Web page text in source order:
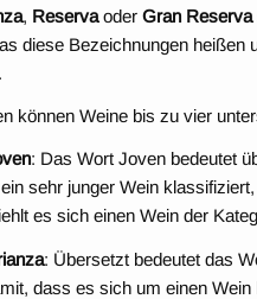
, ReservaoderGran Reserva
diese Bezeichnungen
können Weine bis zu vier
: Das Wort Joven bedeutet
sehr junger Wein
es sich einen Wein der
: Übersetzt bedeutet das
dass es sich um einen